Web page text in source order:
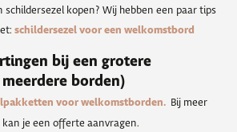
schildersezel kopen? Wij hebben een paar tips
schildersezel voor een welkomstbord
bij een grotere
borden)
voor welkomstborden. Bij meer
je een offerte aanvragen.